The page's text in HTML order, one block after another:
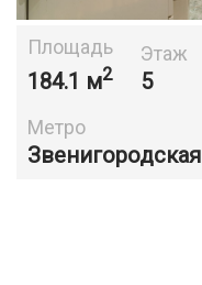
Площадь
184.1 м2
Этаж
5
Метро
Звенигородская